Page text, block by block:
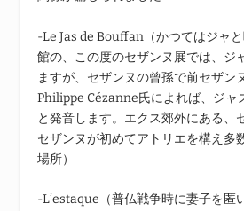
-Le Jas de Bouffan（かつてはジャ
館の、この度のセザンヌ展では、ジ
ますが、セザンヌの曾孫で前セザン
Philippe Cézanne氏によれば、ジャ
と発音します。エクス郊外にある、
セザンヌが初めてアトリエを構え多
場所）
-L’estaque（普仏戦争時に妻子を匿